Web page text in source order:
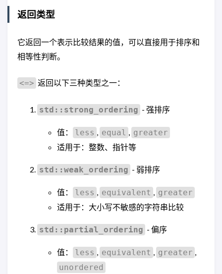
返回类型
它返回一个表示比较结果的值，可以直接用于排序和
相等性判断。
<=> 返回以下三种类型之一：
std::strong_ordering - 强排序
值： less equal
greater
适用于：整数、指针等
std::weak_ordering - 弱排序
值： less equivalent
greater
适用于：大小写不敏感的字符串比较
std::partial_ordering - 偏序
值： less equivalent greater
unordered